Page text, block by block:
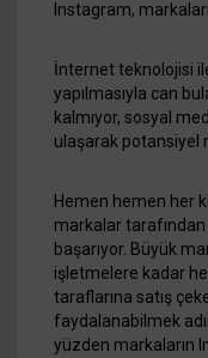
Instagram,
İnternet teknolojisi
yapılmasıyla can
kalmıyor, sosyal
ulaşarak potansiyel
Hemen hemen her
markalar
başarıyor. Büyük
işletmelere kadar
taraflarına satış
faydalanabilmek
yüzden markaların